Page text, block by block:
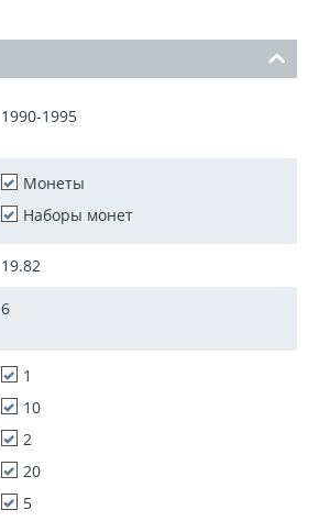
1990-1995
Монеты
Наборы монет
19.82
6
1
10
2
20
5